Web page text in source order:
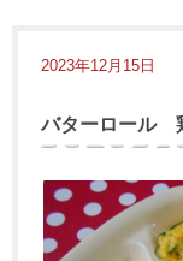
2023年12月15日
バターロール